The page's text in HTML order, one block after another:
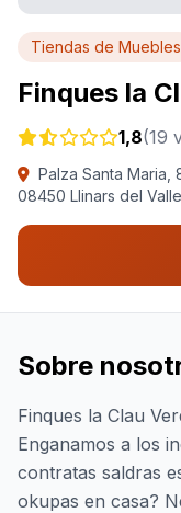
Tiendas de Muebles
Finques la
1,8(19
Palza Santa Maria,
08450 Llinars del
Sobre
Finques la Clau
Enganamos a los
contratas saldras
okupas en casa?